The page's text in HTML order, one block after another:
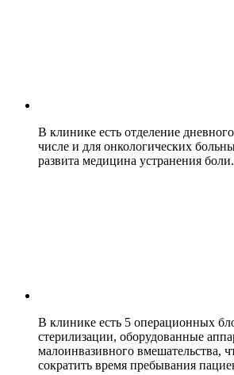
В клинике есть отделение
числе и для онкологических
развита медицина устранения боли.
В клинике есть 5 операционных
стерилизации, оборудованные
малоинвазивного вмешательства,
сократить время пребывания